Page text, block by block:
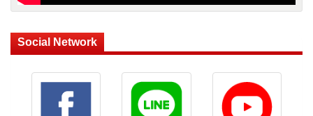
Social Network